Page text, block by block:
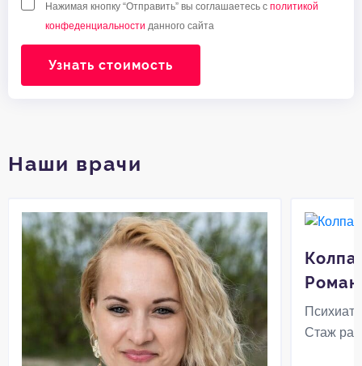
Нажимая кнопку “Отправить” вы соглашаетесь с политикой
конфеденциальности данного сайта
Узнать стоимость
Наши врачи
Стаж